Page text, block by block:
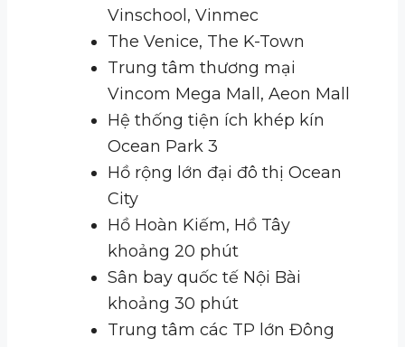
Vinschool, Vinmec
The Venice, The K-Town
Trung tâm thương mại
Vincom Mega Mall, Aeon Mall
Hệ thống tiện ích khép kín
Ocean Park 3
Hồ rộng lớn đại đô thị Ocean
City
Hồ Hoàn Kiếm, Hồ Tây
khoảng 20 phút
Sân bay quốc tế Nội Bài
khoảng 30 phút
Trung tâm các TP lớn Đông